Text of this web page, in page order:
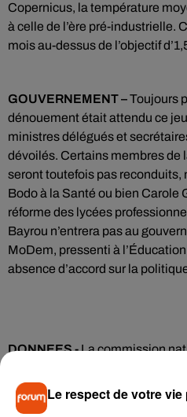
Copernicus, la température
à celle de l’ère pré-industrielle.
mois au-dessus de l’objectif
GOUVERNEMENT –Toujours
dénouement était attendu ce
ministres délégués et
dévoilés. Certains membres de
seront toutefois pas
Bodo à la Santé ou bien Carole
réforme des lycées
Bayrou n’entrera pas au
MoDem, pressenti à
absence d’accord sur la
DONNEES -La commission
des libertés, ouvre une
opérateurs du tiers payant des
données de 33 millions de
Le respect de votre